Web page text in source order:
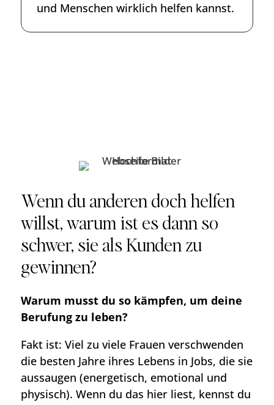
und Menschen wirklich helfen kannst.
Wenn du anderen doch helfen
willst, warum ist es dann so
schwer, sie als Kunden zu
gewinnen?
Warum musst du so kämpfen, um deine
Berufung zu leben?
Fakt ist: Viel zu viele Frauen verschwenden
die besten Jahre ihres Lebens in Jobs, die sie
aussaugen (energetisch, emotional und
physisch). Wenn du das hier liest, kennst du